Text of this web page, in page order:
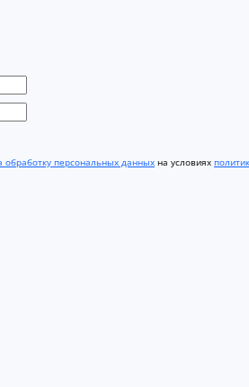
обработку персональных данных на условиях